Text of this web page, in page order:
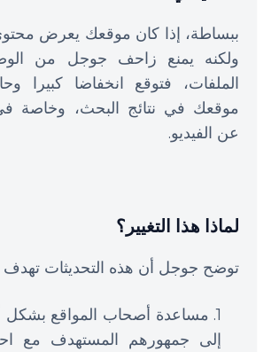
ببساطة، إذا كان موقعك يعرض
ولكنه يمنع زاحف جوجل من
الملفات، فتوقع انخفاضا كبيرا
موقعك في نتائج البحث، وخاصة
عن الفيديو.
لماذا هذا التغيير؟
توضح جوجل أن هذه التحديثات تهدف
مساعدة أصحاب المواقع
إلى جمهورهم المستهدف مع